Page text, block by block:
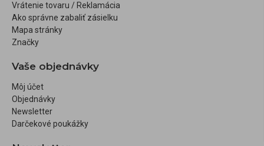
Vrátenie tovaru / Reklamácia
Ako správne zabaliť zásielku
Mapa stránky
Značky
Vaše objednávky
Môj účet
Objednávky
Newsletter
Darčekové poukážky